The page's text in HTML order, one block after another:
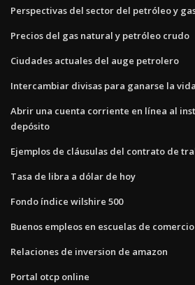
Perspectivas del sector del petróleo y
Precios del gas natural y petróleo crudo
Ciudades actuales del auge petrolero
Intercambiar divisas para ganarse la vida
Abrir una cuenta corriente en línea al
depósito
Ejemplos de cláusulas del contrato de
Tasa de libra a dólar de hoy
Fondo índice wilshire 500
Buenos empleos en escuelas de
Relaciones de inversion de amazon
Portal otcp online